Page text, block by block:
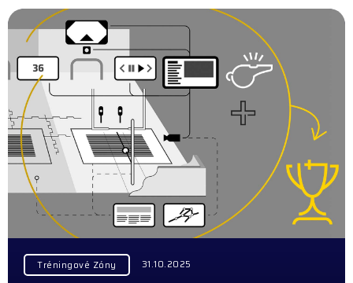
Tréningové Zóny 31.10.2025